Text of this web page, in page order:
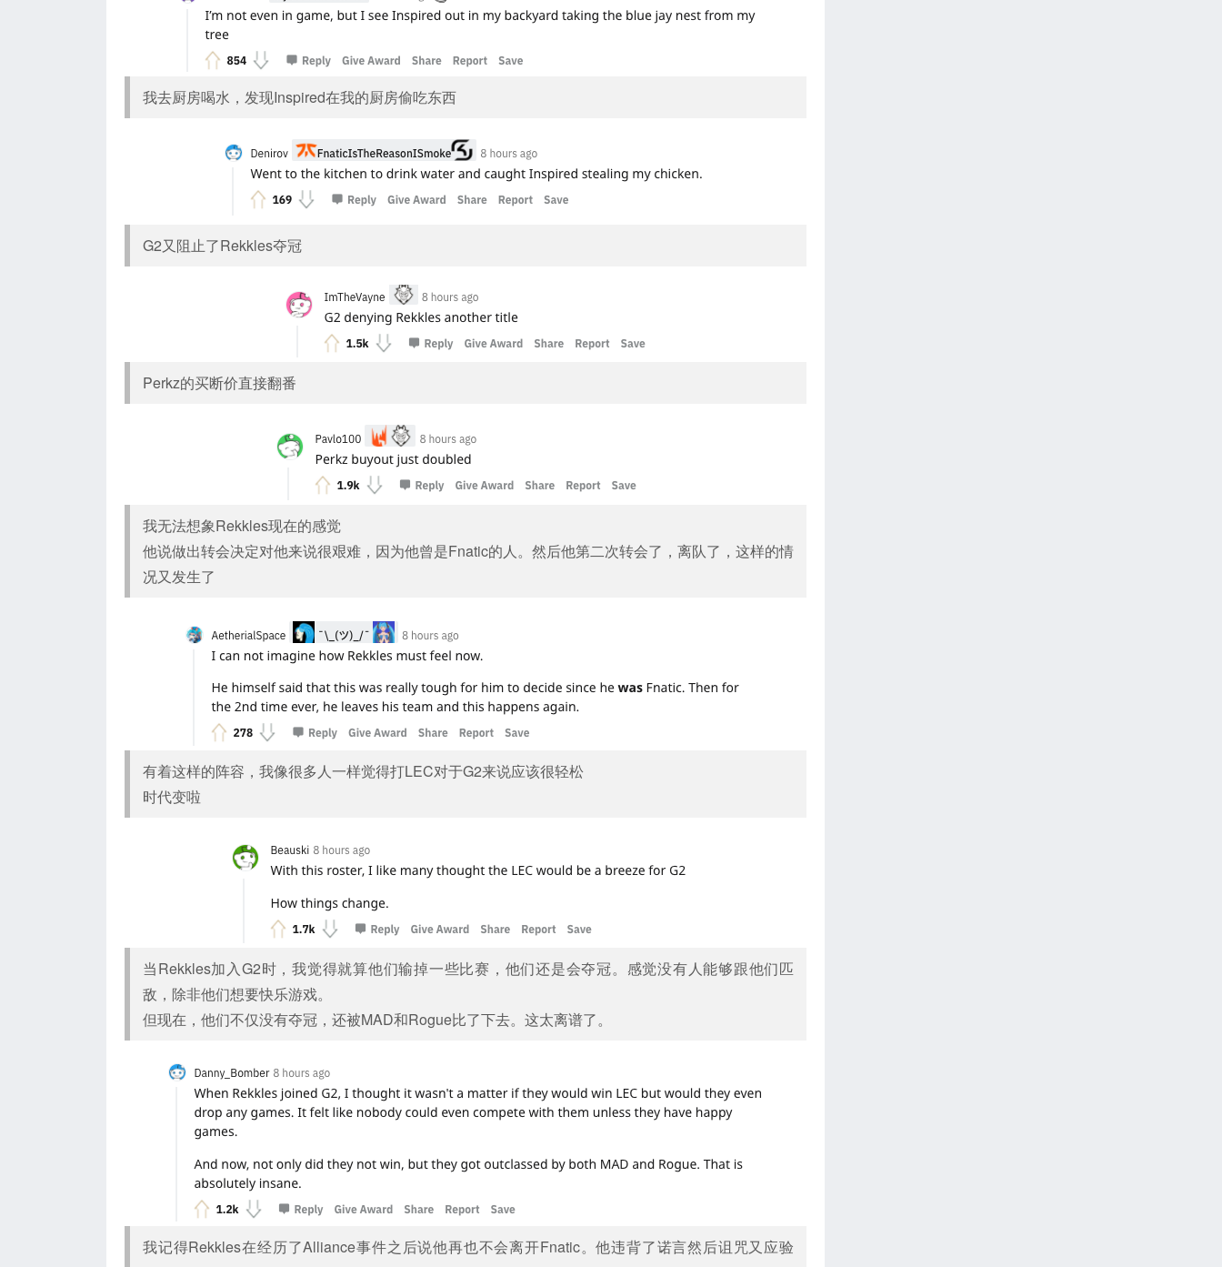
我去厨房喝水，发现Inspired在我的厨房偷吃东西
G2又阻止了Rekkles夺冠
Perkz的买断价直接翻番
我无法想象Rekkles现在的感觉
他说做出转会决定对他来说很艰难，因为他曾是Fnatic的人。然后他第二次转会了，离队了，这样的情
况又发生了
有着这样的阵容，我像很多人一样觉得打LEC对于G2来说应该很轻松
时代变啦
当Rekkles加入G2时，我觉得就算他们输掉一些比赛，他们还是会夺冠。感觉没有人能够跟他们匹
敌，除非他们想要快乐游戏。
但现在，他们不仅没有夺冠，还被MAD和Rogue比了下去。这太离谱了。
我记得Rekkles在经历了Alliance事件之后说他再也不会离开Fnatic。他违背了诺言然后诅咒又应验